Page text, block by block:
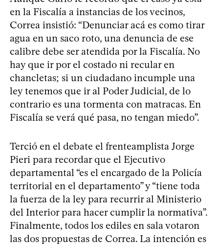
en la Fiscalía a instancias de los vecinos,
Correa insistió: “Denunciar acá es como tirar
agua en un saco roto, una denuncia de ese
calibre debe ser atendida por la Fiscalía. No
hay que ir por el costado ni recular en
chancletas; si un ciudadano incumple una
ley tenemos que ir al Poder Judicial, de lo
contrario es una tormenta con matracas. En
Fiscalía se verá qué pasa, no tengan miedo”.
Terció en el debate el frenteamplista Jorge
Pieri para recordar que el Ejecutivo
departamental “es el encargado de la Policía
territorial en el departamento” y “tiene toda
la fuerza de la ley para recurrir al Ministerio
del Interior para hacer cumplir la normativa”.
Finalmente, todos los ediles en sala votaron
las dos propuestas de Correa. La intención es